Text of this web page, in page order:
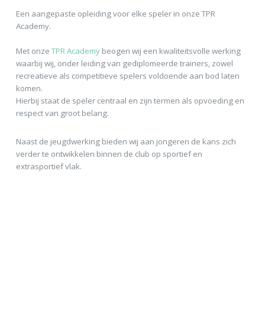
Een aangepaste opleiding voor elke speler in onze TPR
Academy.
Met onze TPR Academybeogen wij een kwaliteitsvolle werking
waarbij wij, onder leiding van gediplomeerde trainers, zowel
recreatieve als competitieve spelers voldoende aan bod laten
komen.
Hierbij staat de speler centraal en zijn termen als opvoeding en
respect van groot belang.
Naast de jeugdwerking bieden wij aan jongeren de kans zich
verder te ontwikkelen binnen de club op sportief en
extrasportief vlak.